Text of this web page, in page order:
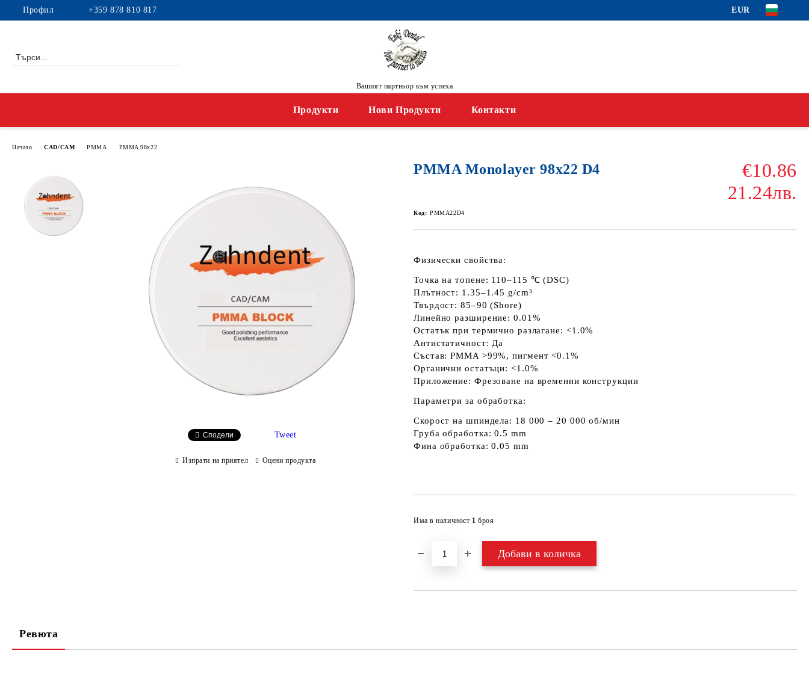
Профил +359 878 810 817 EUR
Вашият партньор към успеха
Продукти Нови Продукти Контакти
Начало CAD/CAM PMMA PMMA 98x22
PMMA Monolayer 98x22 D4
€10.86
21.24лв.
Код: PMMA22D4
Физически свойства:
Точка на топене: 110–115 ℃ (DSC)
Плътност: 1.35–1.45 g/cm³
Твърдост: 85–90 (Shore)
Линейно разширение: 0.01%
Остатък при термично разлагане: <1.0%
Антистатичност: Да
Състав: PMMA >99%, пигмент <0.1%
Органични остатъци: <1.0%
Приложение: Фрезоване на временни конструкции
Параметри за обработка:
Скорост на шпиндела: 18 000 – 20 000 об/мин
Груба обработка: 0.5 mm
Фина обработка: 0.05 mm
Има в наличност 1 броя
Сподели Tweet
Изпрати на приятел Оцени продукта
Ревюта